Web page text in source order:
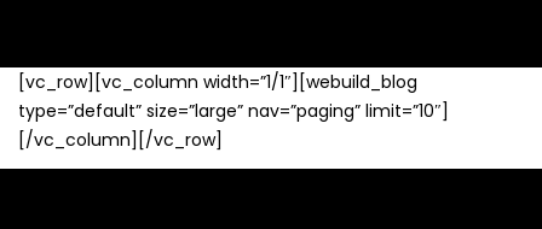
[vc_row][vc_column width=”1/1″][webuild_blog
type=”default” size=”large” nav=”paging” limit=”10″]
[/vc_column][/vc_row]